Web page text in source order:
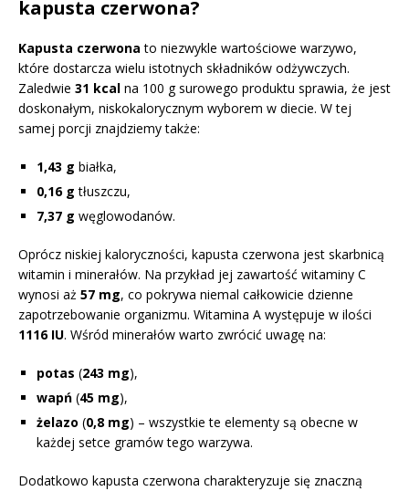
kapusta czerwona?
Kapusta czerwona to niezwykle wartościowe warzywo,
które dostarcza wielu istotnych składników odżywczych.
Zaledwie 31 kcal na 100 g surowego produktu sprawia, że jest
doskonałym, niskokalorycznym wyborem w diecie. W tej
samej porcji znajdziemy także:
1,43 g białka,
0,16 g tłuszczu,
7,37 g węglowodanów.
Oprócz niskiej kaloryczności, kapusta czerwona jest skarbnicą
witamin i minerałów. Na przykład jej zawartość witaminy C
wynosi aż 57 mg, co pokrywa niemal całkowicie dzienne
zapotrzebowanie organizmu. Witamina A występuje w ilości
1116 IU. Wśród minerałów warto zwrócić uwagę na:
potas (243 mg),
wapń (45 mg),
żelazo (0,8 mg) – wszystkie te elementy są obecne w
każdej setce gramów tego warzywa.
Dodatkowo kapusta czerwona charakteryzuje się znaczną